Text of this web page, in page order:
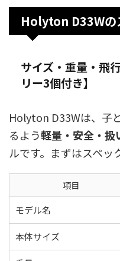
Holyton D33Wの
サイズ・重量・飛
リー3個付き】
Holyton D33Wは、子
るよう軽量・安全・扱
ルです。まずはスペッ
項目
モデル名
本体サイズ